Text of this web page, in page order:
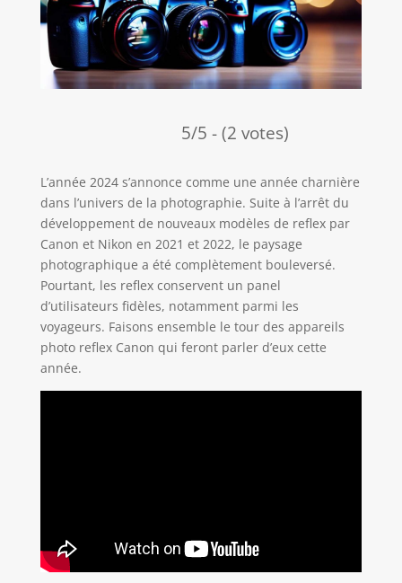
5/5 - (2 votes)
L’année 2024 s’annonce comme une année charnière
dans l’univers de la photographie. Suite à l’arrêt du
développement de nouveaux modèles de reflex par
Canon et Nikon en 2021 et 2022, le paysage
photographique a été complètement bouleversé.
Pourtant, les reflex conservent un panel
d’utilisateurs fidèles, notamment parmi les
voyageurs. Faisons ensemble le tour des appareils
photo reflex Canon qui feront parler d’eux cette
année.